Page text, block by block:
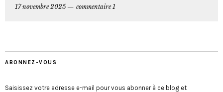
17 novembre 2025
commentaire 1
ABONNEZ-VOUS
Saisissez votre adresse e-mail pour vous abonner à ce blog et